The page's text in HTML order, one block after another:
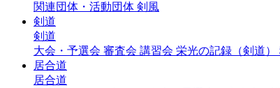
関連団体・活動団体 剣風
剣道
剣道
大会・予選会 審査会 講習会 栄光の記録（剣道）
居合道
居合道